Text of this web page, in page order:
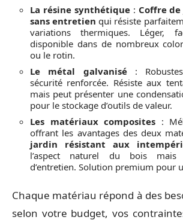
La résine synthétique: Coffre
sans entretien qui résiste
variations thermiques. Léger,
disponible dans de nombreux
ou le rotin.
Le métal galvanisé:
sécurité renforcée. Résiste aux
mais peut présenter une
pour le stockage d’outils de valeur.
Les matériaux composites :
offrant les avantages des deux
jardin résistant aux
l’aspect naturel du bois mais
d’entretien. Solution premium pour
Chaque matériau répond à des
selon votre budget, vos